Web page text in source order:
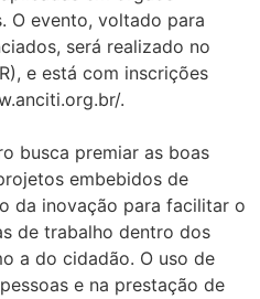
O evento, voltado para
será realizado no
e está com inscrições
.
busca premiar as boas
embebidos de
da inovação para facilitar o
de trabalho dentro dos
a do cidadão. O uso de
e na prestação de